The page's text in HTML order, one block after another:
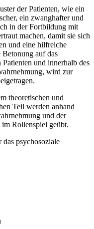
der Patienten, wie ein
ein zwanghafter und
in der Fortbildung mit
machen, damit sie sich
und eine hilfreiche
auf das
und innerhalb des
wird zur
theoretischen und
Teil werden anhand
und der
Rollenspiel geübt.
psychosoziale